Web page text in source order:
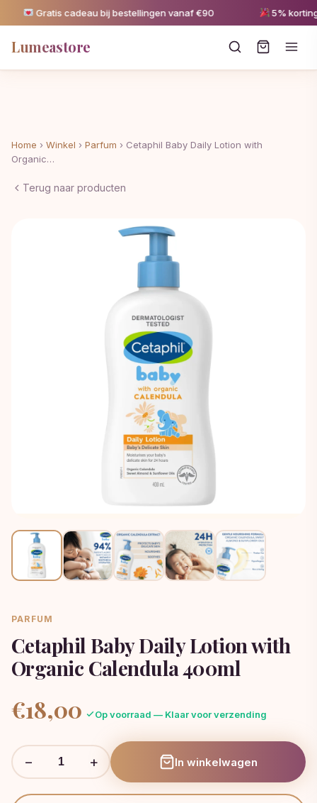
Gratis cadeau bij bestellingen vanaf €90 5% korting
Lumeastore
Home › Winkel › Parfum › Cetaphil Baby Daily Lotion with
Organic…
Terug naar producten
PARFUM
Cetaphil Baby Daily Lotion with
Organic Calendula 400ml
€18,00 Op voorraad — Klaar voor verzending
− + In winkelwagen